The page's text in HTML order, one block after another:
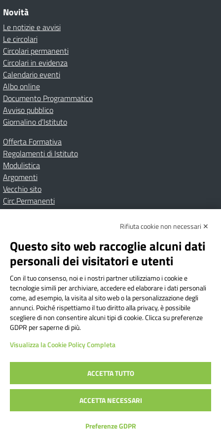
Novità
Le notizie e avvisi
Le circolari
Circolari permanenti
Circolari in evidenza
Calendario eventi
Albo online
Documento Programmatico
Avviso pubblico
Giornalino d’Istituto
Offerta Formativa
Regolamenti di Istituto
Modulistica
Argomenti
Vecchio sito
Circ.Permanenti
Albo onlinePrivacy Policy
Dichiarazione di accessibilità
Note Legali
Istituto Comprensivo Bricherasio
Via Cesare Bollea n. 3 - 10064 Bricherasio (TO) | P.E.O.:
toic84200d@istruzione.it | P.E.C.:
toic84200d@pec.istruzione.it
Codice Fiscale: 94544620019 | Cod. Meccanografico:
TOIC84200D | Codice IPA: istsc_toic84200d | Codice
Univoco: UFYI9M
Sito web realizzato da AVVALE SPA|Concept & Design by
Designers Italia
Rifiuta cookie non necessari ✕
Questo sito web raccoglie alcuni dati
personali dei visitatori e utenti
Con il tuo consenso, noi e i nostri partner utilizziamo i cookie e
tecnologie simili per archiviare, accedere ed elaborare i dati personali
come, ad esempio, la visita al sito web o la personalizzazione degli
annunci. Poiché rispettiamo il tuo diritto alla privacy, è possibile
scegliere di non consentire alcuni tipi di cookie. Clicca su preferenze
GDPR per saperne di più.
Visualizza la Cookie Policy Completa
ACCETTA TUTTO
ACCETTA NECESSARI
Preferenze GDPR